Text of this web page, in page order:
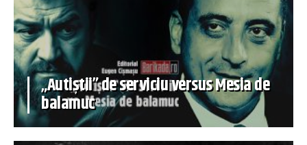
„Autiștii” de serviciu versus Mesia de
balamuc